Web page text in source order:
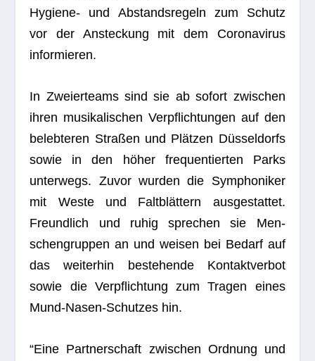
Hygiene- und Abstands­re­geln zum Schutz
vor der Anste­ckung mit dem Coro­na­vi­rus
informieren.
In Zwei­er­teams sind sie ab sofort zwi­schen
ihren musi­ka­li­schen Ver­pflich­tun­gen auf den
beleb­te­ren Stra­ßen und Plät­zen Düs­sel­dorfs
sowie in den höher fre­quen­tier­ten Parks
unter­wegs. Zuvor wur­den die Sym­pho­ni­ker
mit Weste und Falt­blät­tern aus­ge­stat­tet.
Freund­lich und ruhig spre­chen sie Men­
schen­grup­pen an und wei­sen bei Bedarf auf
das wei­ter­hin bestehende Kon­takt­ver­bot
sowie die Ver­pflich­tung zum Tra­gen eines
Mund-Nasen-Schut­zes hin.
“Eine Part­ner­schaft zwi­schen Ord­nung und